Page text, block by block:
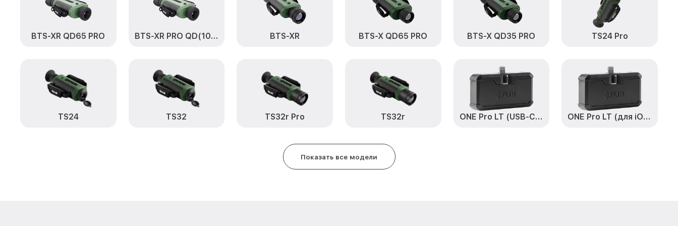
Замена процессора TS32 Pro FLIR Заказать
Замена аккумулятора TS32 Pro FLIR от 700₽ Заказать
Замена дисплея (экрана) TS32 Pro FLIR Заказать
Прошивка (Обновление ПО) TS32 Pro FLIR Заказать
TS32 Pro FLIR
Восстановление после попадания влаги TS32
BTS-XR QD65 PRO BTS-XR PRO QD(100) BTS-XR BTS-X QD65 PRO BTS-X QD35 PRO TS24 Pro
TS24 TS32 TS32r Pro TS32r ONE Pro LT (USB-C) (на базе Android) 435001303 ONE Pro LT (для iOS) 435001203
Показать все модели